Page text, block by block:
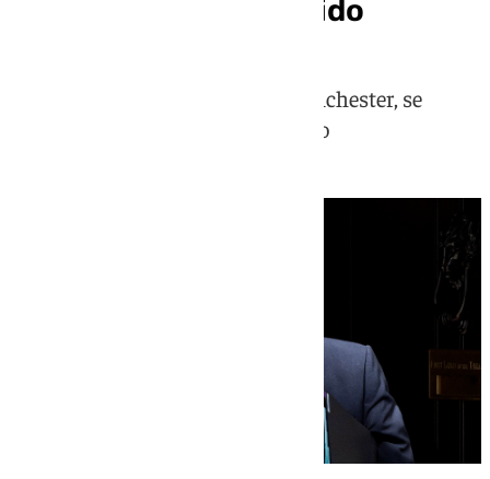
ministro de Reino Unido
Andy Burnham, exalcalde de Mánchester, se
espera que tome el relevo del cargo